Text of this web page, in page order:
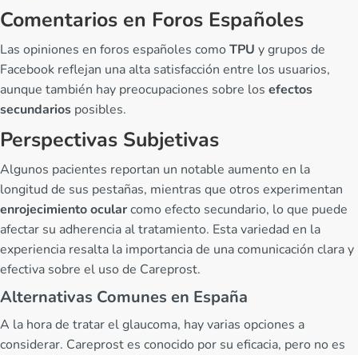
Comentarios en Foros Españoles
Las opiniones en foros españoles como TPU y grupos de
Facebook reflejan una alta satisfacción entre los usuarios,
aunque también hay preocupaciones sobre los efectos
secundarios posibles.
Perspectivas Subjetivas
Algunos pacientes reportan un notable aumento en la
longitud de sus pestañas, mientras que otros experimentan
enrojecimiento ocularcomo efecto secundario, lo que puede
afectar su adherencia al tratamiento. Esta variedad en la
experiencia resalta la importancia de una comunicación clara y
efectiva sobre el uso de Careprost.
Alternativas Comunes en España
A la hora de tratar el glaucoma, hay varias opciones a
considerar. Careprost es conocido por su eficacia, pero no es